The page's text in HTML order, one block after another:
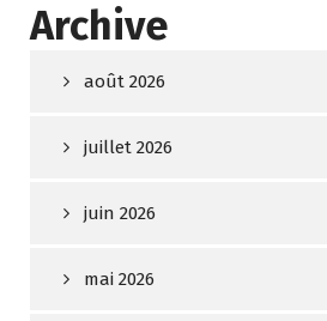
Archive
août 2026
juillet 2026
juin 2026
mai 2026